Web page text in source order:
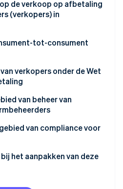
2026
Stripe de economische
de verkoop op afbetaling
(verkopers) in
onder de Wet op de
tot-consument
verkopers onder de Wet
voor verkopers
verkopers te screenen en
van beheer van
verkopers
consumenten
van compliance voor
het aanpakken van deze